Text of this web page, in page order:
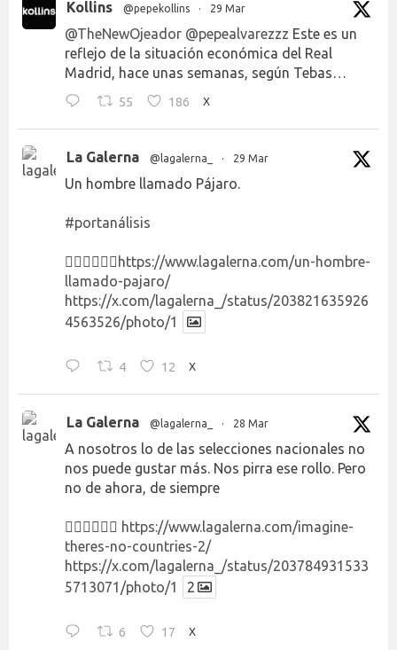
Kollins @pepekollins · 29 Mar
@TheNewOjeador @pepealvarezzz Este es un
reflejo de la situación económica del Real
Madrid, hace unas semanas, según Tebas…
55 186 X
La Galerna @lagalerna_ · 29 Mar
Un hombre llamado Pájaro.
#portanálisis
👉🏻👉🏻👉🏻 https://www.lagalerna.com/un-hombre-
llamado-pajaro/
https://x.com/lagalerna_/status/203821635926
4563526/photo/1
4 12 X
La Galerna @lagalerna_ · 28 Mar
A nosotros lo de las selecciones nacionales no
nos puede gustar más. Nos pirra ese rollo. Pero
no de ahora, de siempre
👉🏻👉🏻👉🏻 https://www.lagalerna.com/imagine-
theres-no-countries-2/
https://x.com/lagalerna_/status/203784931533
5713071/photo/1
2
6 17 X